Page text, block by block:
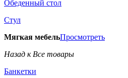
Обеденный стол
Стул
Мягкая мебельПросмотреть
Назад к Все товары
Банкетки